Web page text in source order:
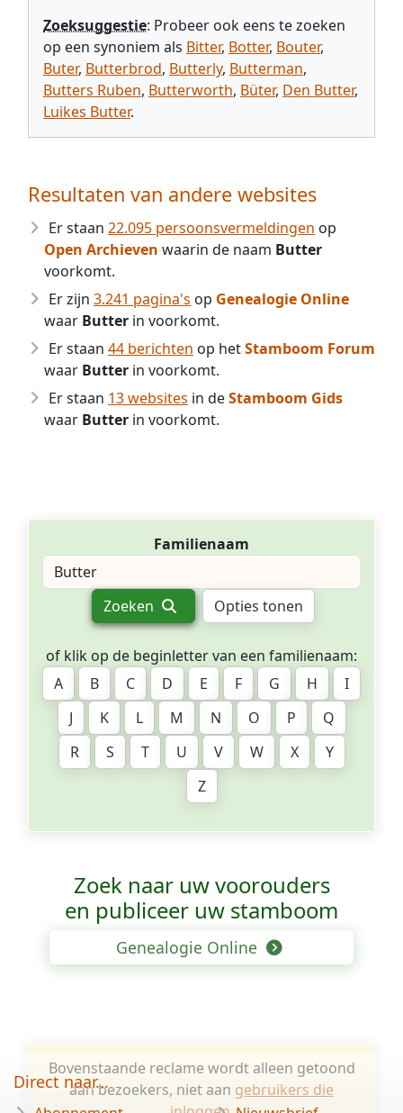
Zoeksuggestie: Probeer ook eens te zoeken
op een synoniem als Bitter, Botter, Bouter,
Buter, Butterbrod, Butterly, Butterman,
Butters Ruben, Butterworth, Büter, Den Butter,
Luikes Butter.
Resultaten van andere websites
Er staan 22.095 persoonsvermeldingen op
Open Archieven waarin de naam Butter
voorkomt.
Er zijn 3.241 pagina's op Genealogie Online
waar Butter in voorkomt.
Er staan 44 berichten op hetStamboom Forum
waar Butter in voorkomt.
Er staan 13 websites in deStamboom Gids
waar Butter in voorkomt.
Familienaam
Zoeken Opties tonen
of klik op de beginletter van een familienaam:
A
B C D E F G H
I
J
K L M N O P
Q
R
S T U V W X
Y
Z
Zoek naar uw voorouders
en publiceer uw stamboom
Genealogie Online
Bovenstaande reclame wordt alleen getoond
aan bezoekers, niet aan gebruikers die
Direct naar...